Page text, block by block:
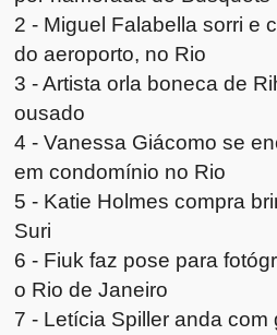
2 - Miguel Falabella sorri e
do aeroporto, no Rio
3 - Artista orla boneca de
ousado
4 - Vanessa Giácomo se
em condomínio no Rio
5 - Katie Holmes compra
Suri
6 - Fiuk faz pose para
o Rio de Janeiro
7 - Letícia Spiller anda